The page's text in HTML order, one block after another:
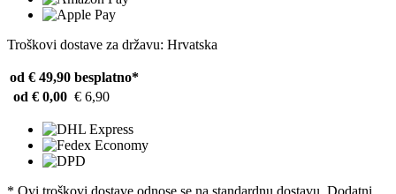
Troškovi dostave za državu: Hrvatska
od € 49,90 besplatno*
od € 0,00 € 6,90
* Ovi troškovi dostave odnose se na standardnu ​​dostavu. Dodatni